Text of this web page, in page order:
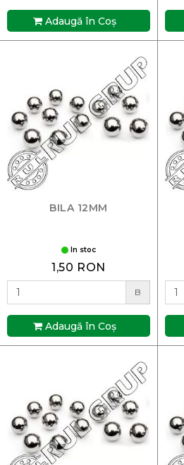
Adaugă în Coş
BILA 12MM
In stoc
1,50 RON
B
Adaugă în Coş